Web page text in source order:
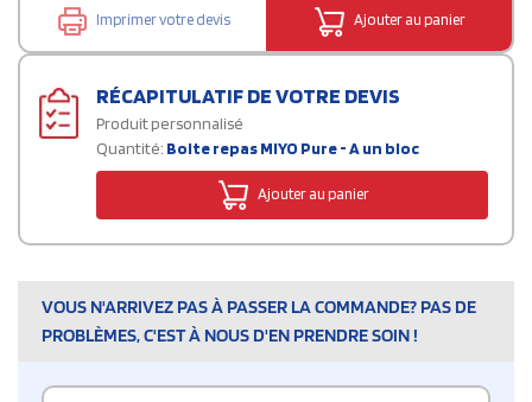
Imprimer votre devis Ajouter au panier
RÉCAPITULATIF DE VOTRE DEVIS
Produit personnalisé
Quantité: Boite repas MIYO Pure - A un bloc
Ajouter au panier
VOUS N'ARRIVEZ PAS À PASSER LA COMMANDE? PAS DE
PROBLÈMES, C'EST À NOUS D'EN PRENDRE SOIN !